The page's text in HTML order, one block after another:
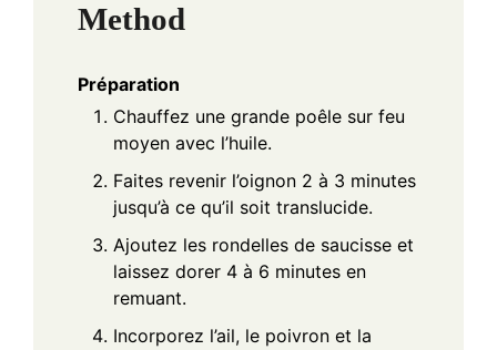
Method
Préparation
Chauffez une grande poêle sur feu
moyen avec l’huile.
Faites revenir l’oignon 2 à 3 minutes
jusqu’à ce qu’il soit translucide.
Ajoutez les rondelles de saucisse et
laissez dorer 4 à 6 minutes en
remuant.
Incorporez l’ail, le poivron et la